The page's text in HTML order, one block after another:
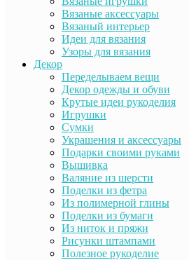
Вязаные аксессуары
Вязаный интерьер
Идеи для вязания
Узоры для вязания
Декор
Переделываем вещи
Декор одежды и обуви
Крутые идеи рукоделия
Игрушки
Сумки
Украшения и аксессуары
Подарки своими руками
Вышивка
Валяние из шерсти
Поделки из фетра
Из полимерной глины
Поделки из бумаги
Из ниток и пряжи
Рисунки штампами
Полезное рукоделие